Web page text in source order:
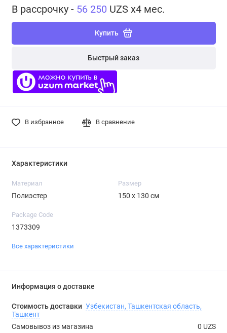
В рассрочку - 56 250 UZS x4 мес.
Купить
Быстрый заказ
В избранное В сравнение
Характеристики
Материал
Полиэстер
Размер
150 х 130 см
Package Code
1373309
Все характеристики
Информация о доставке
Стоимость доставки Узбекистан, Ташкентская область,
Ташкент
Самовывоз из магазина
0 UZS